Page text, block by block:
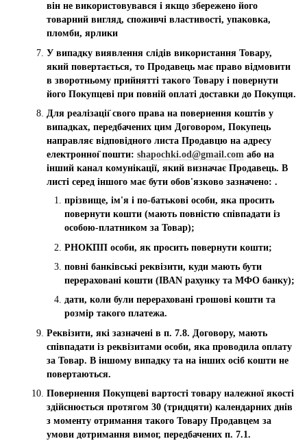
він не використовувався і якщо збережено його
товарний вигляд, споживчі властивості, упаковка,
пломби, ярлики
У випадку виявлення слідів використання Товару,
який повертається, то Продавець має право відмовити
в зворотньому прийнятті такого Товару і повернути
його Покупцеві при повній оплаті доставки до Покупця.
Для реалізаціı̈ свого права на повернення коштів у
випадках, передбачених цим Договором, Покупець
направляє відповідного листа Продавцю на адресу
електронноı̈ пошти: shapochki.od@gmail.com або на
інший канал комунікації, який визначає Продавець. В
листі серед іншого має бути обов'язково зазначено: .
прізвище, ім'я і по-батькові особи, яка просить
повернути кошти (мають повністю співпадати із
особою-платником за Товар);
РНОКПП особи, як просить повернути кошти;
повні банківські реквізити, куди мають бути
перераховані кошти (IBAN рахунку та МФО банку);
дати, коли були перераховані грошові кошти та
розмір такого платежа.
Реквізити, які зазначені в п. 7.8. Договору, мають
співпадати із реквізитами особи, яка проводила оплату
за Товар. В іншому випадку та на інших осіб кошти не
повертаються.
Повернення Покупцеві вартості товару належної якості
здійснюється протягом 30 (тридцяти) календарних днів
з моменту отримання такого Товару Продавцем за
умови дотримання вимог, передбачених п. 7.1.